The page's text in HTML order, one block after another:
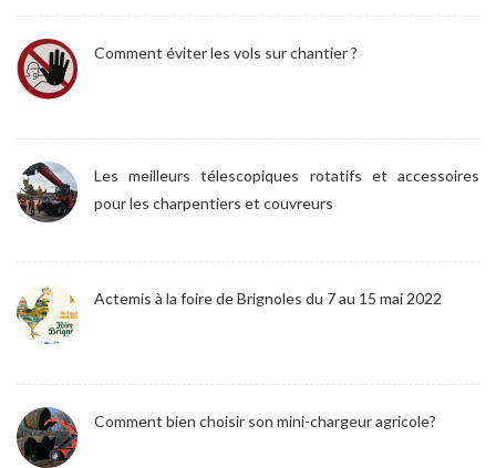
Comment éviter les vols sur chantier ?
Les meilleurs télescopiques rotatifs et accessoires
pour les charpentiers et couvreurs
Actemis à la foire de Brignoles du 7 au 15 mai 2022
Comment bien choisir son mini-chargeur agricole?